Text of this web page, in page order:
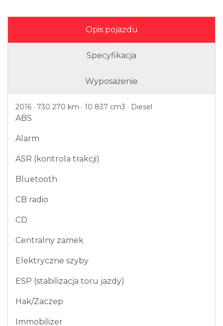
Opis pojazdu
Specyfikacja
Wyposażenie
2016 · 730 270 km · 10 837 cm3 · Diesel
ABS
Alarm
ASR (kontrola trakcji)
Bluetooth
CB radio
CD
Centralny zamek
Elektryczne szyby
ESP (stabilizacja toru jazdy)
Hak/Zaczep
Immobilizer